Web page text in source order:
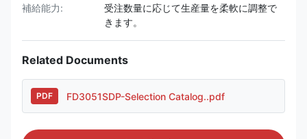
補給能力:
受注数量に応じて生産量を柔軟に調整で
きます。
Related Documents
PDF FD3051SDP-Selection Catalog..pdf